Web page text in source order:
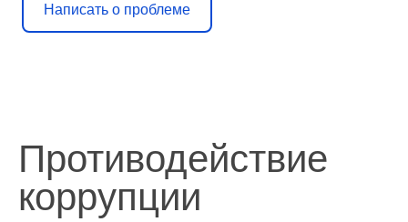
Написать о проблеме
Противодействие
коррупции